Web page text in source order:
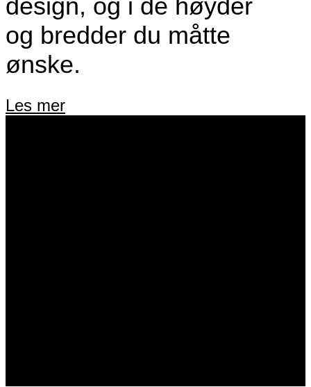
design, og i de høyder
og bredder du måtte
ønske.
Les mer